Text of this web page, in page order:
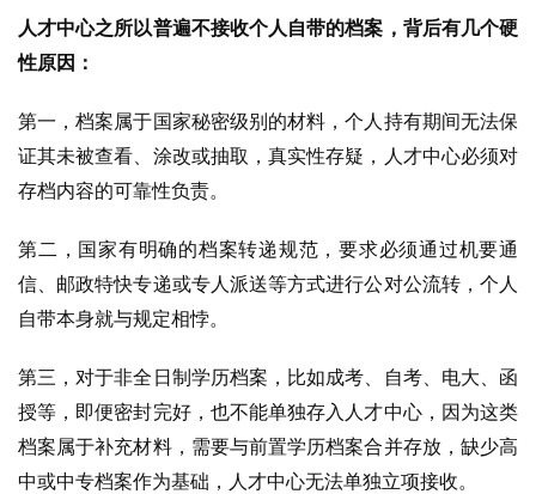
人才中心之所以普遍不接收个人自带的档案，背后有几个硬
性原因：
第一，档案属于国家秘密级别的材料，个人持有期间无法保
证其未被查看、涂改或抽取，真实性存疑，人才中心必须对
存档内容的可靠性负责。
第二，国家有明确的档案转递规范，要求必须通过机要通
信、邮政特快专递或专人派送等方式进行公对公流转，个人
自带本身就与规定相悖。
第三，对于非全日制学历档案，比如成考、自考、电大、函
授等，即便密封完好，也不能单独存入人才中心，因为这类
档案属于补充材料，需要与前置学历档案合并存放，缺少高
中或中专档案作为基础，人才中心无法单独立项接收。